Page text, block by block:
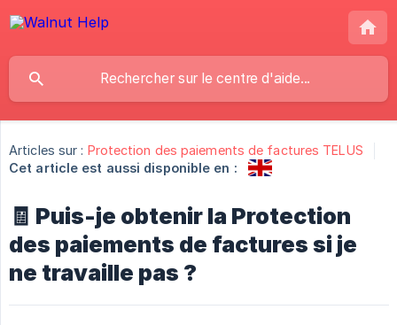
Articles sur : Protection des paiements de factures TELUS
Cet article est aussi disponible en :
🧾 Puis-je obtenir la Protection
des paiements de factures si je
ne travaille pas ?